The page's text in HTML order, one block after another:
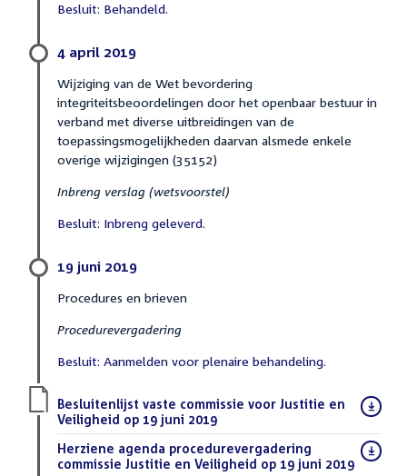
Besluit: Behandeld.
4 april 2019
Wijziging van de Wet bevordering
integriteitsbeoordelingen door het openbaar bestuur in
verband met diverse uitbreidingen van de
toepassingsmogelijkheden daarvan alsmede enkele
overige wijzigingen (35152)
Inbreng verslag (wetsvoorstel)
Besluit: Inbreng geleverd.
19 juni 2019
Procedures en brieven
Procedurevergadering
Besluit: Aanmelden voor plenaire behandeling.
Download
bestand:
Besluitenlijst vaste commissie voor Justitie en
Veiligheid op 19 juni 2019
Download
bestand:
Herziene agenda procedurevergadering
commissie Justitie en Veiligheid op 19 juni 2019 (PDF)